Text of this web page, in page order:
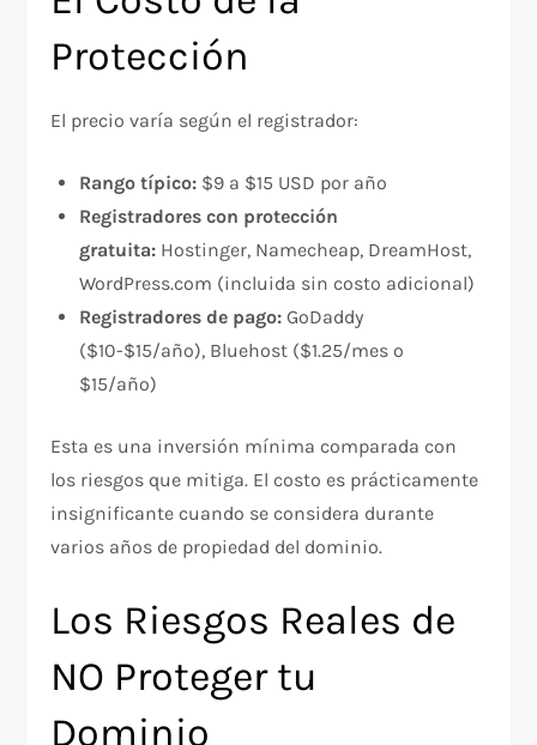
Protección
El precio varía según el registrador:​
Rango típico: $9 a $15 USD por año
Registradores con protección
gratuita: Hostinger, Namecheap, DreamHost,
WordPress.com (incluida sin costo adicional)
Registradores de pago: GoDaddy
($10-$15/año), Bluehost ($1.25/mes o
$15/año)
Esta es una inversión mínima comparada con
los riesgos que mitiga. El costo es prácticamente
insignificante cuando se considera durante
varios años de propiedad del dominio.
Los Riesgos Reales de
NO Proteger tu
Dominio